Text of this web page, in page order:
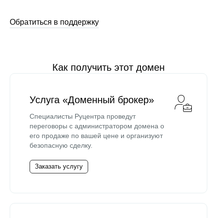
Обратиться в поддержку
Как получить этот домен
Услуга «Доменный брокер»
Специалисты Руцентра проведут
переговоры с администратором домена о
его продаже по вашей цене и организуют
безопасную сделку.
Заказать услугу